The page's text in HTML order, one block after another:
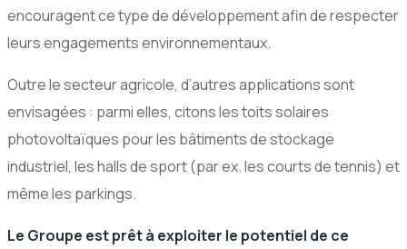
encouragent ce type de développement afin de respecter
leurs engagements environnementaux.
Outre le secteur agricole, d’autres applications sont
envisagées : parmi elles, citons les toits solaires
photovoltaïques pour les bâtiments de stockage
industriel, les halls de sport (par ex. les courts de tennis) et
même les parkings.
Le Groupe est prêt à exploiter le potentiel de ce